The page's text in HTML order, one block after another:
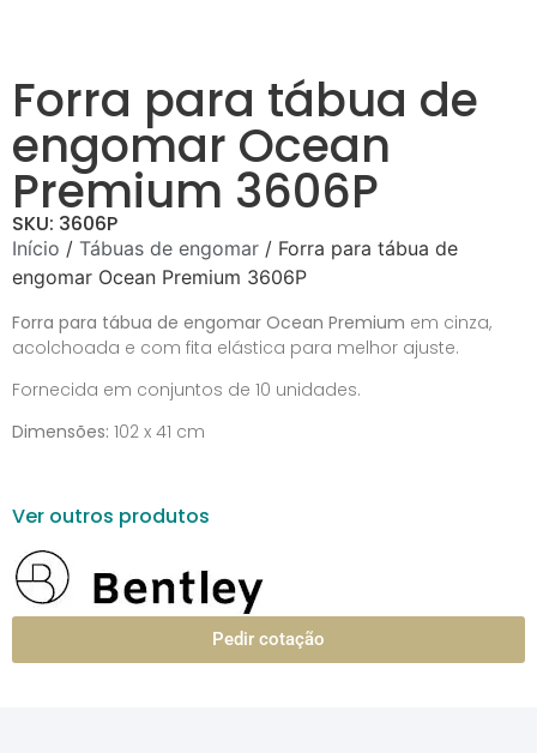
Forra para tábua de
engomar Ocean
Premium 3606P
SKU: 3606P
Início / Tábuas de engomar / Forra para tábua de
engomar Ocean Premium 3606P
Forra para tábua de engomar Ocean Premium em cinza,
acolchoada e com fita elástica para melhor ajuste.
Fornecida em conjuntos de 10 unidades.
Dimensões: 102 x 41 cm
Ver outros produtos
Pedir cotação